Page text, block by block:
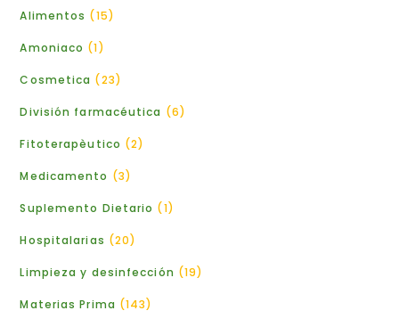
Alimentos 15
Amoniaco 1
Cosmetica 23
División farmacéutica 6
Fitoterapèutico 2
Medicamento 3
Suplemento Dietario 1
Hospitalarias 20
Limpieza y desinfección 19
Materias Prima 143